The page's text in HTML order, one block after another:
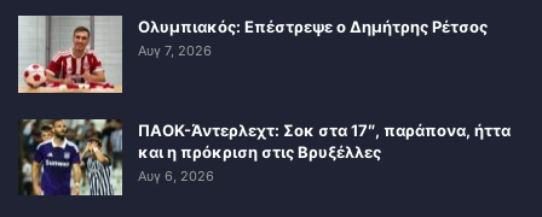
Ολυμπιακός: Επέστρεψε ο Δημήτρης Ρέτσος
Αυγ 7, 2026
ΠΑΟΚ-Άντερλεχτ: Σοκ στα 17″, παράπονα, ήττα
και η πρόκριση στις Βρυξέλλες
Αυγ 6, 2026